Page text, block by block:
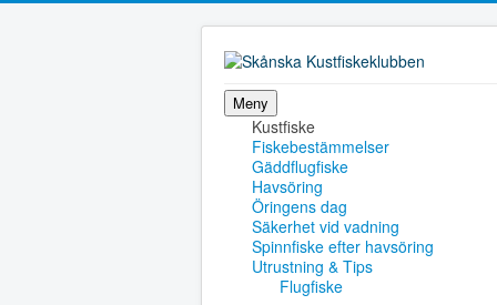
Meny
Kustfiske
Fiskebestämmelser
Gäddflugfiske
Havsöring
Öringens dag
Säkerhet vid vadning
Spinnfiske efter havsöring
Utrustning & Tips
Flugfiske